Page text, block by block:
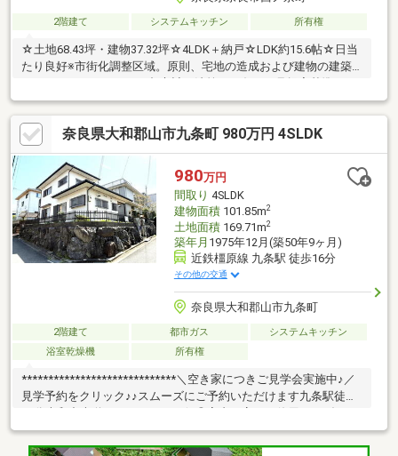
2階建て システムキッチン 所有権
☆土地68.43坪・建物37.32坪☆4LDK＋納戸☆LDK約15.6帖☆日当
たり良好※市街化調整区域。原則、宅地の造成および建物の建築
「既存建築物の建替等」により建物の再建築は可能です。同一敷
地同一用途、２階建まで、建物延べ床面積は２８０㎡までとなり
ます。
奈良県大和郡山市九条町 980万円 4SLDK
980万円
間取り 4SLDK
建物面積101.85m2
土地面積169.71m2
築年月 1975年12月(築50年9ヶ月)
近鉄橿原線 九条駅 徒歩16分
その他の交通
奈良県大和郡山市九条町
2階建て 都市ガス
システムキッチン
浴室乾燥機
所有権
*****************************＼空き家につきご見学会実施中♪／
見学予約をクリック♪♪スムーズにご予約いただけます九条駅徒歩
ングキッチンと洋室、和室が切り離された間取りで急な来客も安
心♪縁側のある和室は応接室としても♪ダイニングキッチンから洗